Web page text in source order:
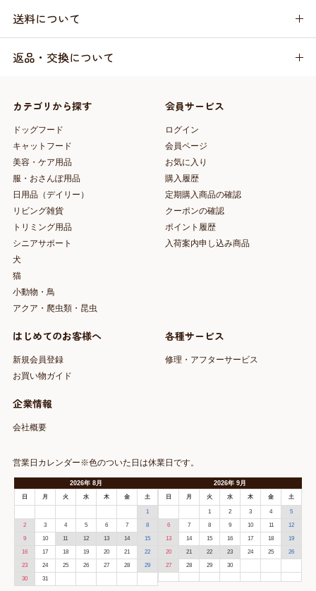
送料について
返品・交換について
カテゴリから探す
ドッグフード
キャットフード
美容・ケア用品
服・おさんぽ用品
日用品（デイリー）
リビング雑貨
トリミング用品
シニアサポート
犬
猫
小動物・鳥
アクア・爬虫類・昆虫
会員サービス
ログイン
会員ページ
お気に入り
購入履歴
定期購入商品の確認
クーポンの確認
ポイント履歴
入荷案内申し込み商品
はじめてのお客様へ
新規会員登録
お買い物ガイド
各種サービス
修理・アフターサービス
企業情報
会社概要
営業日カレンダー※色のついた日は休業日です。
2026年 8月
日 月 火 水 木 金 土
1
2 3 4 5 6 7 8
9 10 11 12 13 14 15
16 17 18 19 20 21 22
23 24 25 26 27 28 29
30 31
2026年9月
日 月 火 水 木 金 土
1 2 3 4 5
6 7 8 9 10 11 12
13 14 15 16 17 18 19
20 21 22 23 24 25 26
27 28 29 30